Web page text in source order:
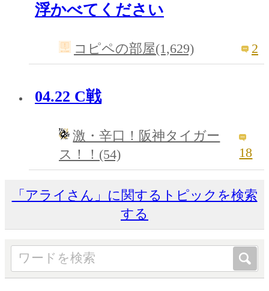
浮かべてください
コピペの部屋(1,629) 2
04.22 C戦
激・辛口！阪神タイガー
ス！！(54)
18
「アライさん」に関するトピックを検索
する